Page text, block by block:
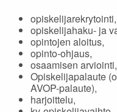
opiskelijarekrytointi,
opiskelijahaku- ja
opintojen aloitus,
opinto-ohjaus,
osaamisen arviointi,
Opiskelijapalaute
AVOP-palaute),
harjoittelu,